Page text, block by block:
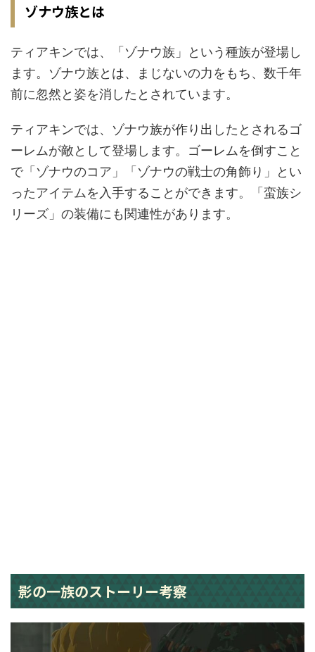
ゾナウ族とは
ティアキンでは、「ゾナウ族」という種族が登場し
ます。ゾナウ族とは、まじないの力をもち、数千年
前に忽然と姿を消したとされています。
ティアキンでは、ゾナウ族が作り出したとされるゴ
ーレムが敵として登場します。ゴーレムを倒すこと
で「ゾナウのコア」「ゾナウの戦士の角飾り」とい
ったアイテムを入手することができます。「蛮族シ
リーズ」の装備にも関連性があります。
影の一族のストーリー考察